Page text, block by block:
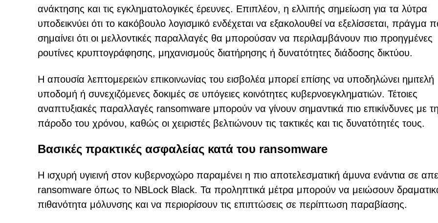
ανάκτησης και τις εγκληματολογικές έρευνες. Επιπλέον, η ελλιπής σημείωση για τα λύτρα
υποδεικνύει ότι το κακόβουλο λογισμικό ενδέχεται να εξακολουθεί να εξελίσσεται, πράγμα
σημαίνει ότι οι μελλοντικές παραλλαγές θα μπορούσαν να περιλαμβάνουν πιο προηγμένες
ρουτίνες κρυπτογράφησης, μηχανισμούς διατήρησης ή δυνατότητες διάδοσης δικτύου.
Η απουσία λεπτομερειών επικοινωνίας του εισβολέα μπορεί επίσης να υποδηλώνει ημιτελή
υποδομή ή συνεχιζόμενες δοκιμές σε υπόγειες κοινότητες κυβερνοεγκληματιών. Τέτοιες
αναπτυξιακές παραλλαγές ransomware μπορούν να γίνουν σημαντικά πιο επικίνδυνες με
πάροδο του χρόνου, καθώς οι χειριστές βελτιώνουν τις τακτικές και τις δυνατότητές τους.
Βασικές πρακτικές ασφαλείας κατά του ransomware
Η ισχυρή υγιεινή στον κυβερνοχώρο παραμένει η πιο αποτελεσματική άμυνα ενάντια σε
ransomware όπως το NBLock Black. Τα προληπτικά μέτρα μπορούν να μειώσουν
πιθανότητα μόλυνσης και να περιορίσουν τις επιπτώσεις σε περίπτωση παραβίασης.